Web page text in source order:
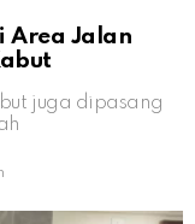
Area Jalan
juga dipasang